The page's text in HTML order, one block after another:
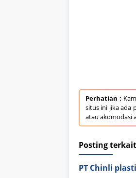
Perhatian :
situs ini jika ada
atau akomodasi
Posting
PT Chinli